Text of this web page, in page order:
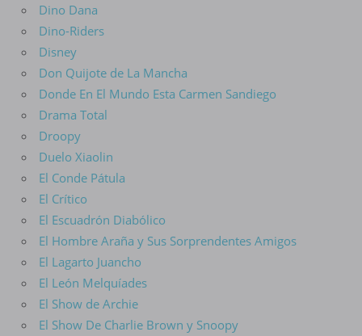
Dino Dana
Dino-Riders
Disney
Don Quijote de La Mancha
Donde En El Mundo Esta Carmen Sandiego
Drama Total
Droopy
Duelo Xiaolin
El Conde Pátula
El Crítico
El Escuadrón Diabólico
El Hombre Araña y Sus Sorprendentes Amigos
El Lagarto Juancho
El León Melquíades
El Show de Archie
El Show De Charlie Brown y Snoopy